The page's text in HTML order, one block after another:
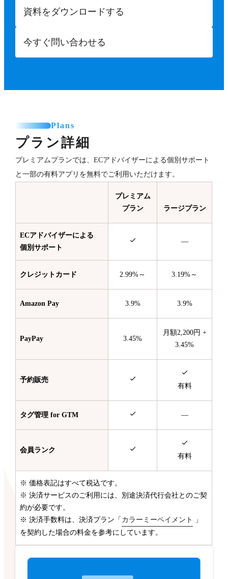
資料をダウンロードする
今すぐ問い合わせる
Plans
プラン詳細
プレミアムプランでは、ECアドバイザーによる個別サポート
と一部の有料アプリを無料でご利用いただけます。
プレミアム
プラン
ラージプラン
ECアドバイザーによる
個別サポート
—
クレジットカード 2.99%～ 3.19%～
Amazon Pay 3.9% 3.9%
PayPay 3.45%
月額2,200円 +
3.45%
予約販売
有料
タグ管理 for GTM —
会員ランク
有料
※ 価格表記はすべて税込です。
※ 決済サービスのご利用には、別途決済代行会社とのご契
約が必要です。
※ 決済手数料は、決済プラン「 カラーミーペイメント
」
を契約した場合の料金を参考にしています。